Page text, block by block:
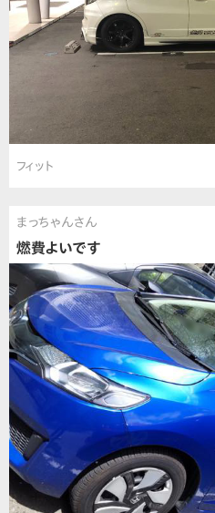
フィット
まっちゃんさん
燃費よいです